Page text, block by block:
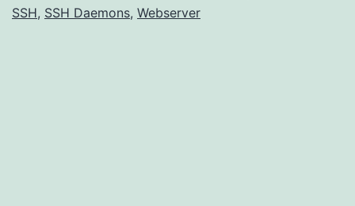
SSH, SSH Daemons, Webserver